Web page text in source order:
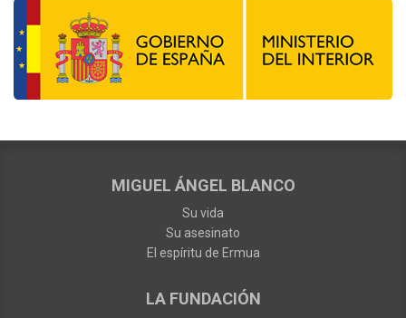
MIGUEL ÁNGEL BLANCO
Su vida
Su asesinato
El espíritu de Ermua
LA FUNDACIÓN